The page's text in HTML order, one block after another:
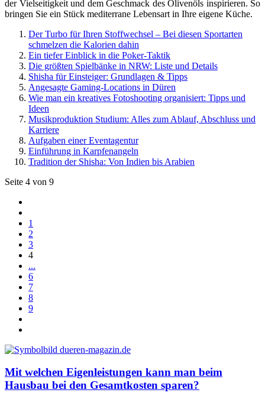
der Vielseitigkeit und dem Geschmack des Olivenöls inspirieren. So
bringen Sie ein Stück mediterrane Lebensart in Ihre eigene Küche.
Der Turbo für Ihren Stoffwechsel – Bei diesen Sportarten
schmelzen die Kalorien dahin
Ein tiefer Einblick in die Poker-Taktik
Die größten Spielbänke in NRW: Liste und Details
Shisha für Einsteiger: Grundlagen & Tipps
Angesagte Gaming-Locations in Düren
Wie man ein kreatives Fotoshooting organisiert: Tipps und
Ideen
Musikproduktion Studium: Alles zum Ablauf, Abschluss und
Karriere
Aufgaben einer Eventagentur
Einführung in Karpfenangeln
Tradition der Shisha: Von Indien bis Arabien
Seite 4 von 9
1
2
3
4
...
6
7
8
9
Mit welchen Eigenleistungen kann man beim
Hausbau bei den Gesamtkosten sparen?